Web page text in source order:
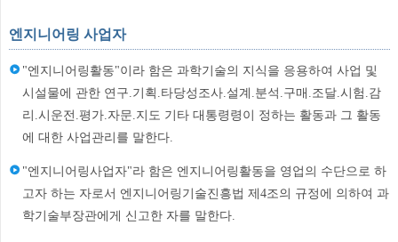
엔지니어링 사업자
"엔지니어링활동"이라 함은 과학기술의 지식을 응용하여 사업 및
시설물에 관한 연구.기획.타당성조사.설계.분석.구매.조달.시험.감
리.시운전.평가.자문.지도 기타 대통령령이 정하는 활동과 그 활동
에 대한 사업관리를 말한다.
"엔지니어링사업자"라 함은 엔지니어링활동을 영업의 수단으로 하
고자 하는 자로서 엔지니어링기술진흥법 제4조의 규정에 의하여 과
학기술부장관에게 신고한 자를 말한다.